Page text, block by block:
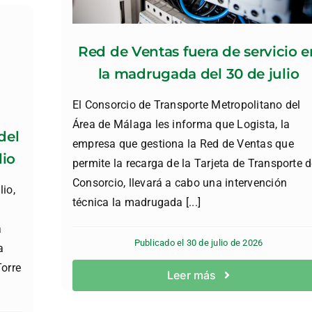
Red de Ventas fuera de servicio
la madrugada del 30 de julio
El Consorcio de Transporte Metropolitano del
Área de Málaga les informa que Logista, la
empresa que gestiona la Red de Ventas que
permite la recarga de la Tarjeta de Transporte
Consorcio, llevará a cabo una intervención
técnica la madrugada [...]
Publicado el 30 de julio de 2026
Leer más